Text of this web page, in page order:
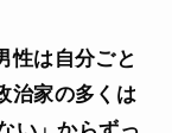
性は自分ごと
治家の多くは